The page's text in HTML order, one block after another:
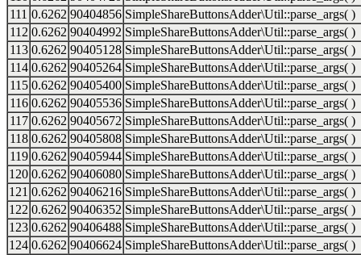
111 0.6262 90404856 SimpleShareButtonsAdder\Util::parse_args( )
112 0.6262 90404992 SimpleShareButtonsAdder\Util::parse_args( )
113 0.6262 90405128 SimpleShareButtonsAdder\Util::parse_args( )
114 0.6262 90405264 SimpleShareButtonsAdder\Util::parse_args( )
115 0.6262 90405400 SimpleShareButtonsAdder\Util::parse_args( )
116 0.6262 90405536 SimpleShareButtonsAdder\Util::parse_args( )
117 0.6262 90405672 SimpleShareButtonsAdder\Util::parse_args( )
118 0.6262 90405808 SimpleShareButtonsAdder\Util::parse_args( )
119 0.6262 90405944 SimpleShareButtonsAdder\Util::parse_args( )
120 0.6262 90406080 SimpleShareButtonsAdder\Util::parse_args( )
121 0.6262 90406216 SimpleShareButtonsAdder\Util::parse_args( )
122 0.6262 90406352 SimpleShareButtonsAdder\Util::parse_args( )
123 0.6262 90406488 SimpleShareButtonsAdder\Util::parse_args( )
124 0.6262 90406624 SimpleShareButtonsAdder\Util::parse_args( )